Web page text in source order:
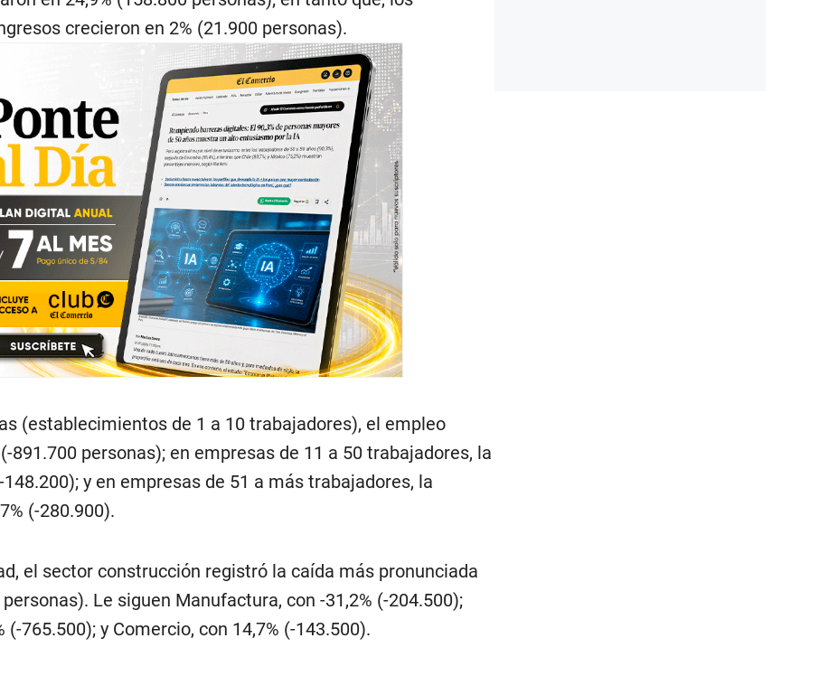
crecieron en 2% (21.900 personas).
(establecimientos de 1 a 10 trabajadores), el empleo
891.700 personas); en empresas de 11 a 50 trabajadores, la
y en empresas de 51 a más trabajadores, la
(-280.900).
el sector construcción registró la caída más pronunciada
Le siguen Manufactura, con -31,2% (-204.500);
(-765.500); y Comercio, con 14,7% (-143.500).